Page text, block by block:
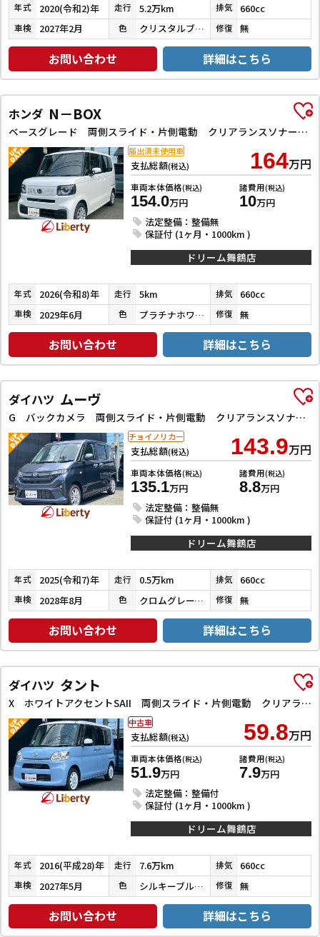
年式 2020(令和2)年 走行 5.2万km 排気 660cc
車検 2027年2月 色 クリスタルブラックパール 修復 無
お問い合わせ 詳細はこちら
ホンダ N－BOX
ベースグレード 両側スライド・片側電動 クリアランスソナー オートクルーズコントロール レーンアシスト 衝突被害軽減システム オートライト LEDヘッドランプ スマートキー アイドリングストップ
支払総額(税込) 164万円
車両本体価格(税込)
154.0万円
諸費用(税込)
10万円
法定整備：整備無
保証付 (1ヶ月・1000km )
届出済未使用車
ドリーム舞鶴店
年式 2026(令和8)年 走行 5km 排気 660cc
車検 2029年6月 色 プラチナホワイトパール 修復 無
お問い合わせ 詳細はこちら
ダイハツ ムーヴ
G バックカメラ 両側スライド・片側電動 クリアランスソナー レーンアシスト 衝突被害軽減システム オートライト LEDヘッドランプ スマートキー アイドリングストップ 電動格納ミラー ベンチシート
支払総額(税込) 143.9万円
車両本体価格(税込)
135.1万円
諸費用(税込)
8.8万円
法定整備：整備無
保証付 (1ヶ月・1000km )
チョイノリカー
ドリーム舞鶴店
年式 2025(令和7)年 走行 0.5万km 排気 660cc
車検 2028年8月 色 クロムグレーメタリック 修復 無
お問い合わせ 詳細はこちら
ダイハツ タント
X ホワイトアクセントSAII 両側スライド・片側電動 クリアランスソナー 衝突被害軽減システム オートライト スマートキー アイドリングストップ 電動格納ミラー ベンチシート CVT 盗難防止システム ABS ESC CD
支払総額(税込) 59.8万円
車両本体価格(税込)
51.9万円
諸費用(税込)
7.9万円
法定整備：整備付
保証付 (1ヶ月・1000km )
中古車
ドリーム舞鶴店
年式 2016(平成28)年 走行 7.6万km 排気 660cc
車検 2027年5月 色 シルキーブルーパール／ホワイト 修復 無
お問い合わせ 詳細はこちら